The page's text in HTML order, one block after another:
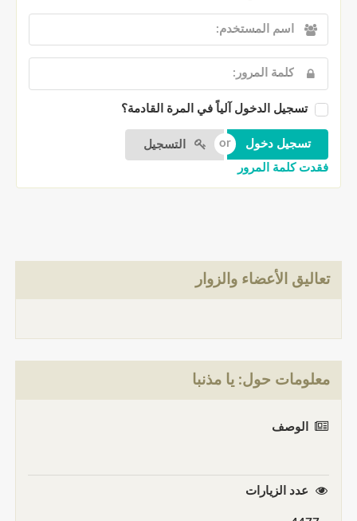
تسجيل الدخول آلياً في المرة القادمة؟
التسجيل
فقدت كلمة المرور
تعاليق الأعضاء والزوار
معلومات حول: يا مذنبا
الوصف
عدد الزيارات